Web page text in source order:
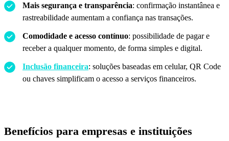
Mais segurança e transparência: confirmação instantânea e
rastreabilidade aumentam a confiança nas transações.
Comodidade e acesso contínuo: possibilidade de pagar e
receber a qualquer momento, de forma simples e digital.
Inclusão financeira: soluções baseadas em celular, QR Code
ou chaves simplificam o acesso a serviços financeiros.
Benefícios para empresas e instituições